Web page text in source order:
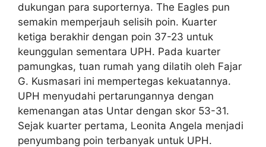
dukungan para suporternya. The Eagles pun
semakin memperjauh selisih poin. Kuarter
ketiga berakhir dengan poin 37-23 untuk
keunggulan sementara UPH. Pada kuarter
pamungkas, tuan rumah yang dilatih oleh Fajar
G. Kusmasari ini mempertegas kekuatannya.
UPH menyudahi pertarungannya dengan
kemenangan atas Untar dengan skor 53-31.
Sejak kuarter pertama, Leonita Angela menjadi
penyumbang poin terbanyak untuk UPH.